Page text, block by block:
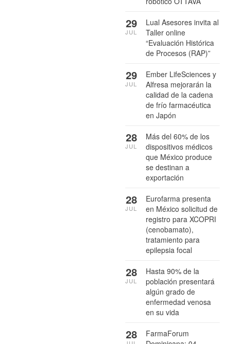
Lual Asesores invita al
Taller online
“Evaluación Histórica
de Procesos (RAP)”
29
JUL
Ember LifeSciences y
Alfresa mejorarán la
calidad de la cadena
de frío farmacéutica
en Japón
29
JUL
Más del 60% de los
dispositivos médicos
que México produce
se destinan a
exportación
28
JUL
Eurofarma presenta
en México solicitud de
registro para XCOPRI
(cenobamato),
tratamiento para
epilepsia focal
28
JUL
Hasta 90% de la
población presentará
algún grado de
enfermedad venosa
en su vida
28
JUL
FarmaForum
28